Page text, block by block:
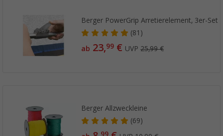
Berger PowerGrip Arretierelement, 3er-Set
(81)
ab 23,99 € UVP25,99 €
Berger Allzweckleine
(69)
99